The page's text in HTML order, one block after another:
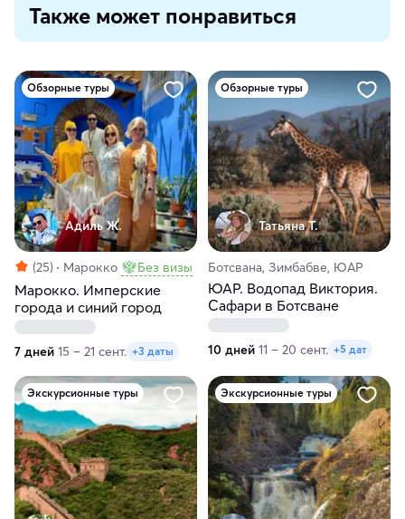
Также может понравиться
Обзорные туры
Адиль Ж.
(25) Марокко Без визы
Марокко. Имперские
города и синий город
7 дней 15 – 21 сент. +3 даты
Обзорные туры
Татьяна Т.
Ботсвана, Зимбабве, ЮАР
ЮАР. Водопад Виктория.
Сафари в Ботсване
10 дней 11 – 20 сент. +5 дат
Экскурсионные туры Экскурсионные туры